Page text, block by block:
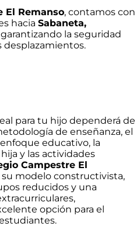
El Remanso, contamos con
hacia Sabaneta,
garantizando la seguridad
desplazamientos.
para tu hijo dependerá de
de enseñanza, el
educativo, la
y las actividades
Campestre El
su modelo constructivista,
reducidos y una
opción para el